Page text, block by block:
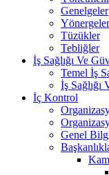
Genelgeler
Yönergeler
Tüzükler
Tebliğler
İş Sağlığı Ve
Temel İş
İş Sağlığı
İç Kontrol
Genel